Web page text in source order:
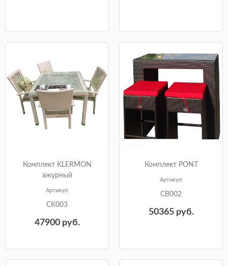
Комплект KLERMON
ажурный
Артикул:
CK003
47900руб.
Комплект PONT
Артикул:
CB002
50365руб.